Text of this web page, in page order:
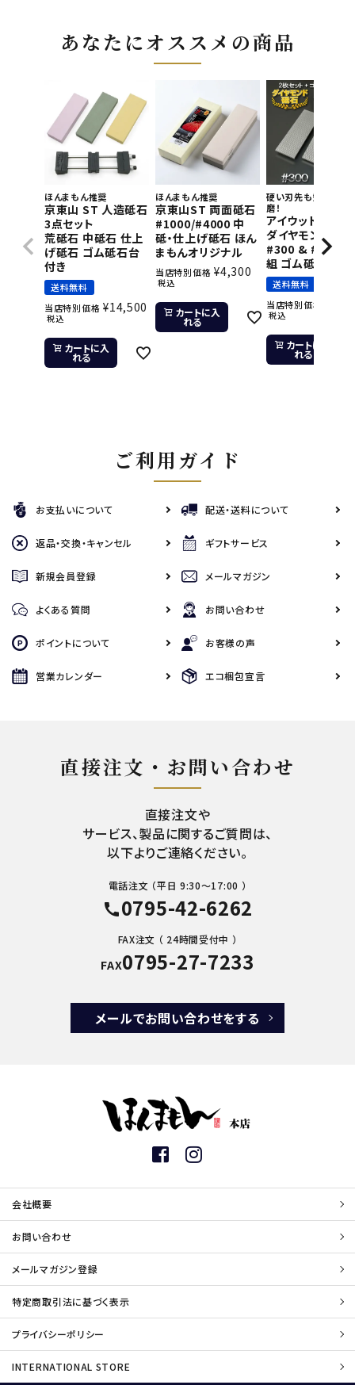
あなたにオススメの商品
ほんまもん推奨
京東山 ST 人造砥石
3点セット
荒砥石 中砥石 仕上
げ砥石 ゴム砥石台
付き
送料無料
当店特別価格 ¥14,500
税込
カートに入
れる
ほんまもん推奨
京東山ST 両面砥石
#1000/#4000 中
砥・仕上げ砥石 ほん
まもんオリジナル
当店特別価格 ¥4,300
税込
カートに入
れる
硬い刃先も短時間で
磨！
アイウッド 片面
ダイヤモンド砥石
#300 & #800 2
組 ゴム砥石台付
送料無料
当店特別価格
税込
カートに入
れる
ご利用ガイド
お支払いについて 配送・送料について
返品・交換・キャンセル ギフトサービス
新規会員登録 メールマガジン
よくある質問 お問い合わせ
ポイントについて お客様の声
営業カレンダー エコ梱包宣言
直接注文・お問い合わせ
直接注文や
サービス、製品に関するご質問は、
以下よりご連絡ください。
電話注文 （平日 9:30～17:00 ）
call0795-42-6262
FAX注文 （ 24時間受付中 ）
FAX0795-27-7233
メールでお問い合わせをする
会社概要
お問い合わせ
メールマガジン登録
特定商取引法に基づく表示
プライバシーポリシー
INTERNATIONAL STORE